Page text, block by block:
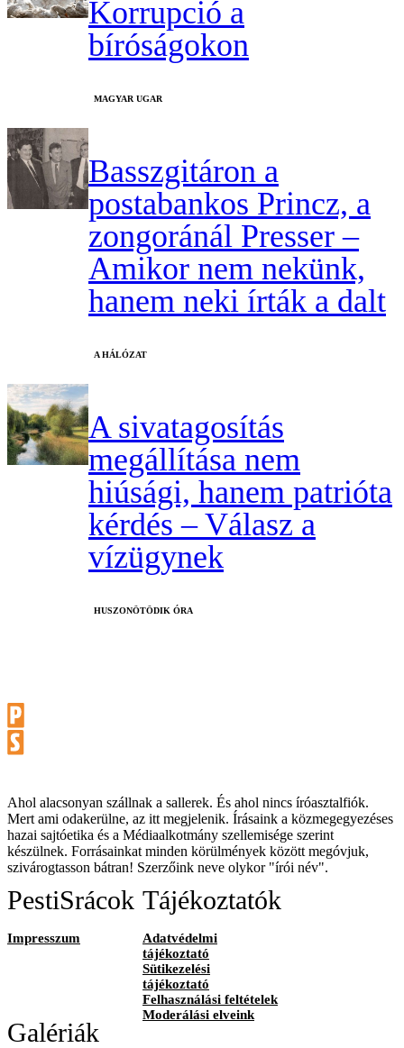
Korrupció a
bíróságokon
MAGYAR UGAR
Basszgitáron a
postabankos Princz, a
zongoránál Presser –
Amikor nem nekünk,
hanem neki írták a dalt
A HÁLÓZAT
A sivatagosítás
megállítása nem
hiúsági, hanem patrióta
kérdés – Válasz a
vízügynek
HUSZONÖTÖDIK ÓRA
Ahol alacsonyan szállnak a sallerek. És ahol nincs íróasztalfiók.
Mert ami odakerülne, az itt megjelenik. Írásaink a közmegegyezéses
hazai sajtóetika és a Médiaalkotmány szellemisége szerint
készülnek. Forrásainkat minden körülmények között megóvjuk,
szivárogtasson bátran! Szerzőink neve olykor "írói név".
PestiSrácok
Impresszum
Tájékoztatók
Adatvédelmi
tájékoztató
Sütikezelési
tájékoztató
Felhasználási feltételek
Moderálási elveink
Galériák